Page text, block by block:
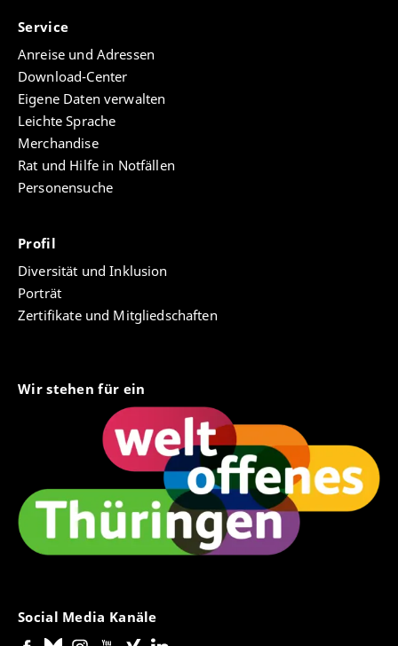
Service
Anreise und Adressen
Download-Center
Eigene Daten verwalten
Leichte Sprache
Merchandise
Rat und Hilfe in Notfällen
Personensuche
Profil
Diversität und Inklusion
Porträt
Zertifikate und Mitgliedschaften
Wir stehen für ein
Social Media Kanäle